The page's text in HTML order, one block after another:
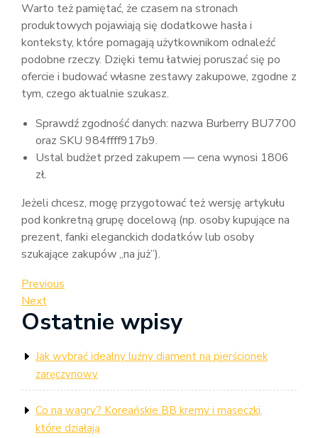
Warto też pamiętać, że czasem na stronach
produktowych pojawiają się dodatkowe hasła i
konteksty, które pomagają użytkownikom odnaleźć
podobne rzeczy. Dzięki temu łatwiej poruszać się po
ofercie i budować własne zestawy zakupowe, zgodne z
tym, czego aktualnie szukasz.
Sprawdź zgodność danych: nazwa Burberry BU7700
oraz SKU 984ffff917b9.
Ustal budżet przed zakupem — cena wynosi 1806
zł.
Jeżeli chcesz, mogę przygotować też wersję artykułu
pod konkretną grupę docelową (np. osoby kupujące na
prezent, fanki eleganckich dodatków lub osoby
szukające zakupów „na już”).
Nawigacja
wpisu
Previous
Post
Previous
Next
Post
Next
Ostatnie wpisy
Jak wybrać idealny luźny diament na pierścionek
zaręczynowy
Co na wagry? Koreańskie BB kremy i maseczki,
które działają